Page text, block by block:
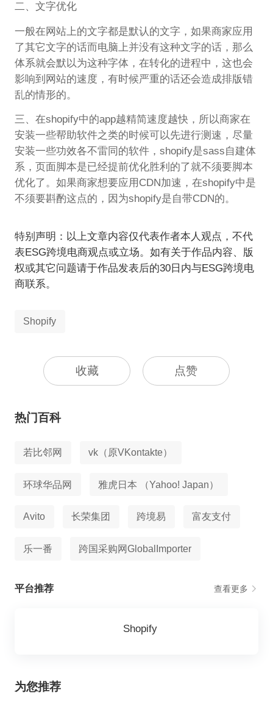
二、文字优化
一般在网站上的文字都是默认的文字，如果商家应用
了其它文字的话而电脑上并没有这种文字的话，那么
体系就会默以为这种字体，在转化的进程中，这也会
影响到网站的速度，有时候严重的话还会造成排版错
乱的情形的。
三、在shopify中的app越精简速度越快，所以商家在
安装一些帮助软件之类的时候可以先进行测速，尽量
安装一些功效各不雷同的软件，shopify是sass自建体
系，页面脚本是已经提前优化胜利的了就不须要脚本
优化了。如果商家想要应用CDN加速，在shopify中是
不须要斟酌这点的，因为shopify是自带CDN的。
特别声明：以上文章内容仅代表作者本人观点，不代
表ESG跨境电商观点或立场。如有关于作品内容、版
权或其它问题请于作品发表后的30日内与ESG跨境电
商联系。
Shopify
收藏 点赞
热门百科
若比邻网 vk（原VKontakte）
环球华品网 雅虎日本 （Yahoo! Japan）
Avito 长荣集团 跨境易 富友支付
乐一番 跨国采购网GlobalImporter
平台推荐 查看更多
Shopify
为您推荐